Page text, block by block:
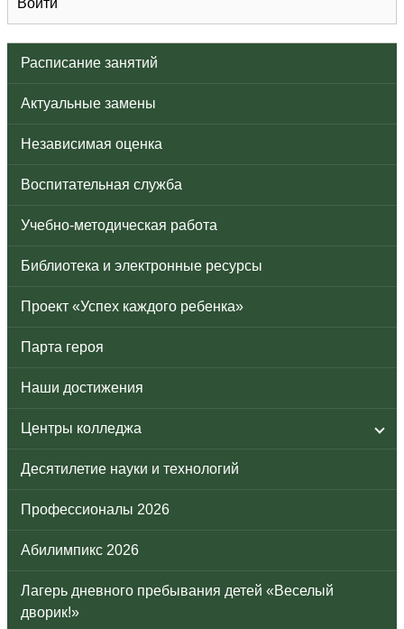
Войти
Расписание занятий
Актуальные замены
Независимая оценка
Воспитательная служба
Учебно-методическая работа
Библиотека и электронные ресурсы
Проект «Успех каждого ребенка»
Парта героя
Наши достижения
Центры колледжа
Десятилетие науки и технологий
Профессионалы 2026
Абилимпикс 2026
Лагерь дневного пребывания детей «Веселый
дворик!»